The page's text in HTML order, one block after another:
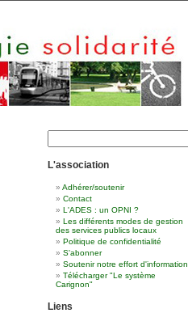
Rechercher
L'association
Adhérer/soutenir
Contact
L'ADES : un OPNI ?
Les différents modes de gestion
des services publics locaux
Politique de confidentialité
S'abonner
Soutenir notre effort d'information
Télécharger "Le système
Carignon"
Liens